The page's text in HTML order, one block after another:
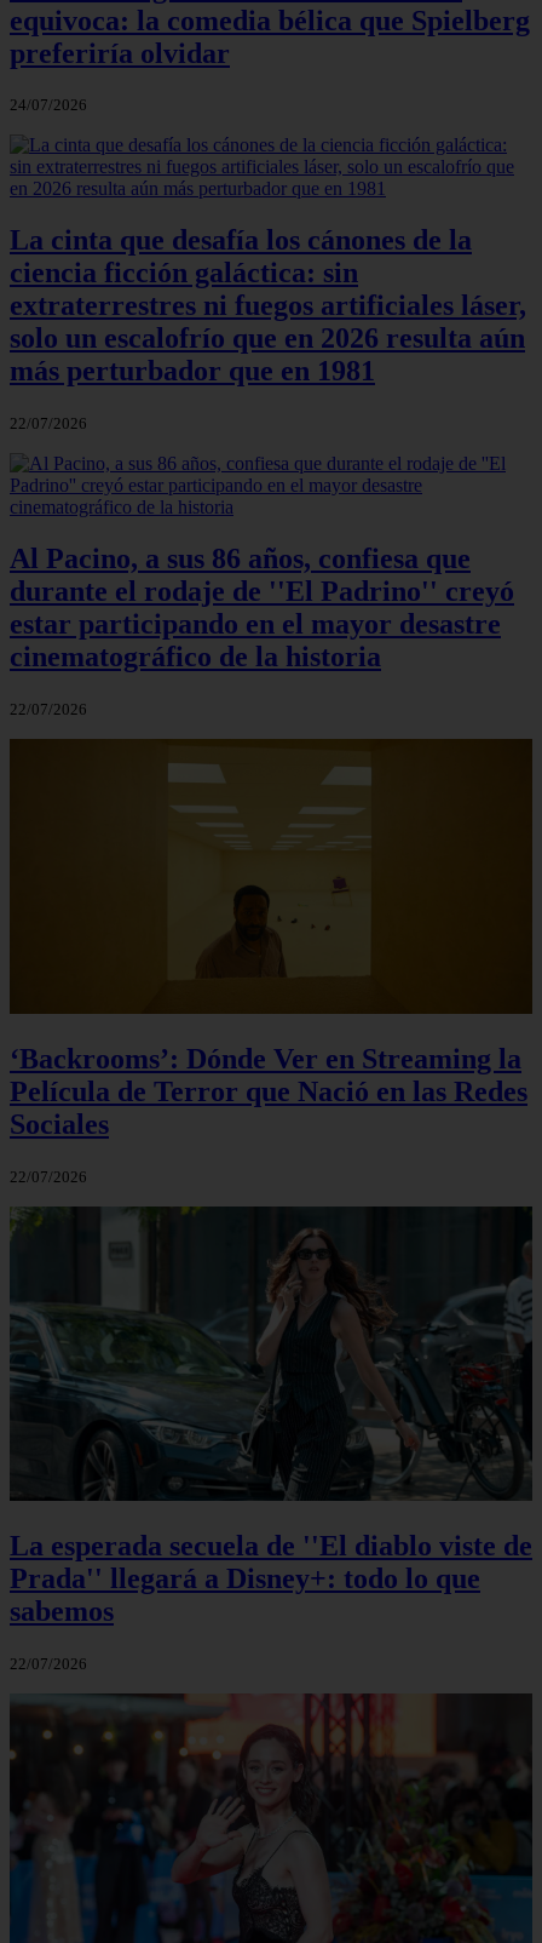
equivoca: la comedia bélica que Spielberg
preferiría olvidar
24/07/2026
La cinta que desafía los cánones de la
ciencia ficción galáctica: sin
extraterrestres ni fuegos artificiales láser,
solo un escalofrío que en 2026 resulta aún
más perturbador que en 1981
22/07/2026
Al Pacino, a sus 86 años, confiesa que
durante el rodaje de ''El Padrino'' creyó
estar participando en el mayor desastre
cinematográfico de la historia
22/07/2026
‘Backrooms’: Dónde Ver en Streaming la
Película de Terror que Nació en las Redes
Sociales
22/07/2026
La esperada secuela de ''El diablo viste de
Prada'' llegará a Disney+: todo lo que
sabemos
22/07/2026